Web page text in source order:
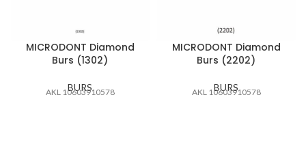
MICRODONT Diamond
Burs (1302)
BURS
AKL 10603910578
MICRODONT Diamond
Burs (2202)
BURS
AKL 10603910578